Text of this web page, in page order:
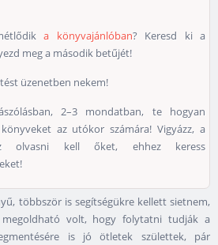
a könyvajánlóban? Keresd ki a
meg a második betűjét!
üzenetben nekem!
2–3 mondatban, te hogyan
az utókor számára! Vigyázz, a
olvasni kell őket, ehhez keress
többször is segítségükre kellett sietnem,
volt, hogy folytatni tudják a
is jó ötletek születtek, pár